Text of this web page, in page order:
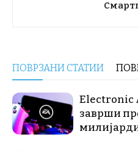
ПОВРЗАНИ СТАТИИ
Electronic
заврши